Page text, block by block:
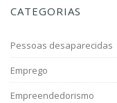
CATEGORIAS
Pessoas desaparecidas
Emprego
Empreendedorismo